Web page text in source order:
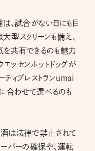
、試合がない日にも目
型スクリーンも備え、
共有できるのも魅力
ッセンホットドッグが
ィブレストランumai
合わせて選べるのも
は法律で禁止されて
パーの確保や、運転